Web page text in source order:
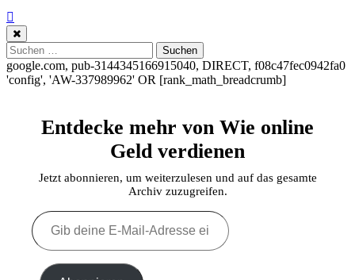
Suchen
nach:
google.com, pub-3144345166915040, DIRECT, f08c47fec0942fa0
'config', 'AW-337989962' OR [rank_math_breadcrumb]
Entdecke mehr von Wie online
Geld verdienen
Jetzt abonnieren, um weiterzulesen und auf das gesamte
Archiv zuzugreifen.
Gib
deine
E-
Adresse